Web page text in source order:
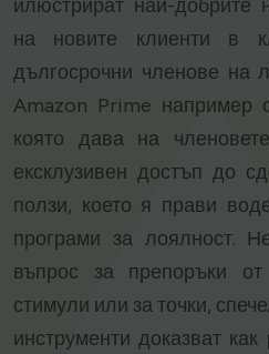
илюстрират най-добрите
на новите клиенти в
дългосрочни членове на
Amazon Prime например
която дава на
ексклузивен достъп до
ползи, което я прави
програми за лоялност.
въпрос за препоръки
стимули или за точки,
инструменти доказват